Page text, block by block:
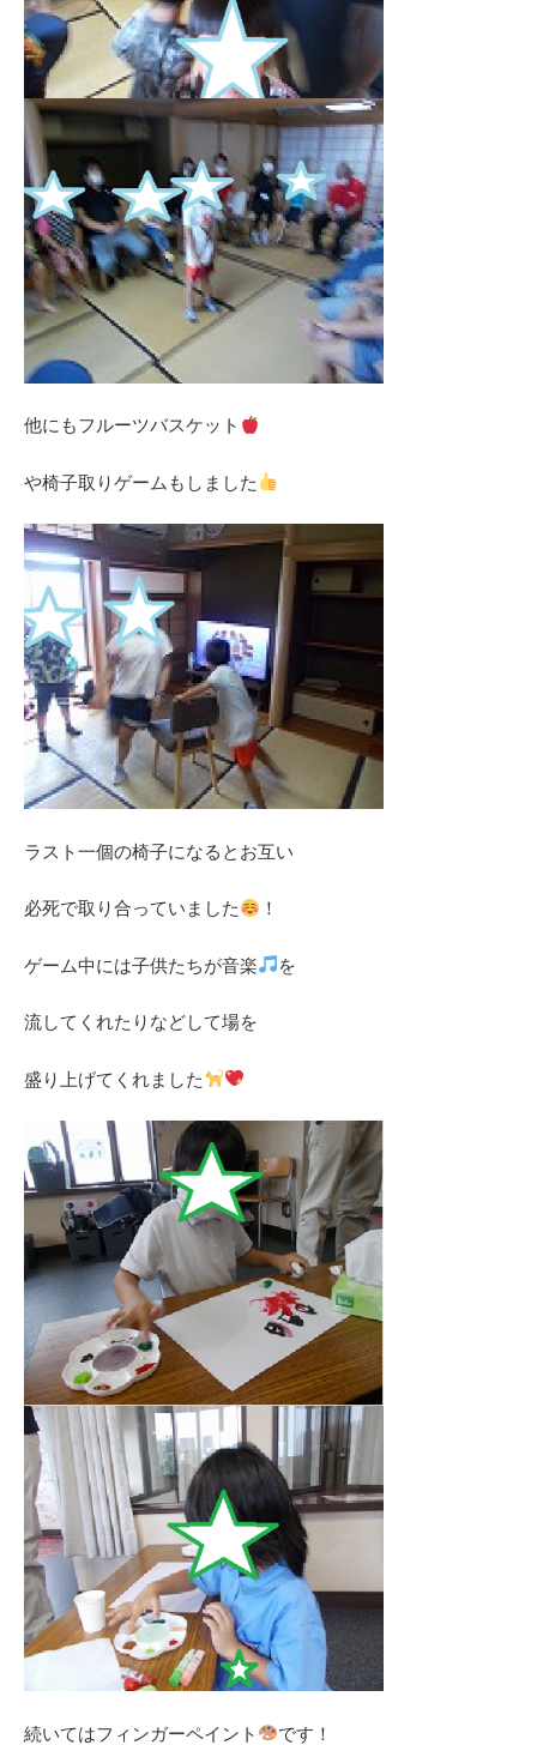
他にもフルーツバスケット
や椅子取りゲームもしました
ラスト一個の椅子になるとお互い
必死で取り合っていました ！
ゲーム中には子供たちが音楽 を
流してくれたりなどして場を
盛り上げてくれました
続いてはフィンガーペイント です！